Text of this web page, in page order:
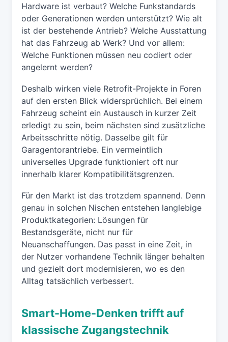
Hardware ist verbaut? Welche Funkstandards
oder Generationen werden unterstützt? Wie alt
ist der bestehende Antrieb? Welche Ausstattung
hat das Fahrzeug ab Werk? Und vor allem:
Welche Funktionen müssen neu codiert oder
angelernt werden?
Deshalb wirken viele Retrofit-Projekte in Foren
auf den ersten Blick widersprüchlich. Bei einem
Fahrzeug scheint ein Austausch in kurzer Zeit
erledigt zu sein, beim nächsten sind zusätzliche
Arbeitsschritte nötig. Dasselbe gilt für
Garagentorantriebe. Ein vermeintlich
universelles Upgrade funktioniert oft nur
innerhalb klarer Kompatibilitätsgrenzen.
Für den Markt ist das trotzdem spannend. Denn
genau in solchen Nischen entstehen langlebige
Produktkategorien: Lösungen für
Bestandsgeräte, nicht nur für
Neuanschaffungen. Das passt in eine Zeit, in
der Nutzer vorhandene Technik länger behalten
und gezielt dort modernisieren, wo es den
Alltag tatsächlich verbessert.
Smart-Home-Denken trifft auf
klassische Zugangstechnik